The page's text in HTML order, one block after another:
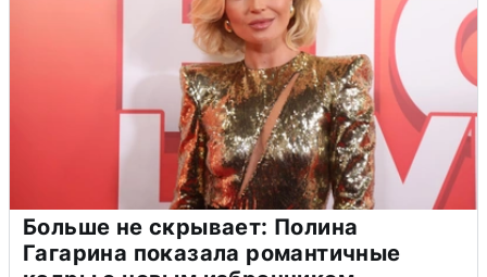
Больше не скрывает: Полина
Гагарина показала романтичные